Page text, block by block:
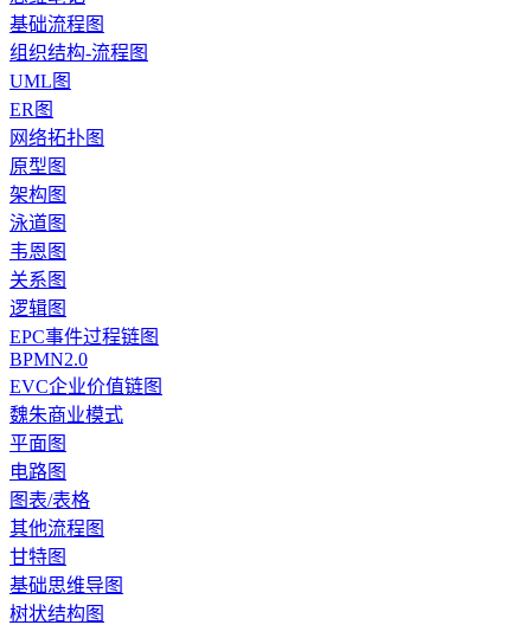
基础流程图
组织结构-流程图
UML图
ER图
网络拓扑图
原型图
架构图
泳道图
韦恩图
关系图
逻辑图
EPC事件过程链图
BPMN2.0
EVC企业价值链图
魏朱商业模式
平面图
电路图
图表/表格
其他流程图
甘特图
基础思维导图
树状结构图